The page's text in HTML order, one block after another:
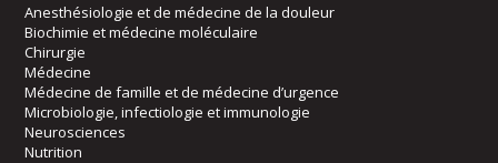
Anesthésiologie et de médecine de la douleur
Biochimie et médecine moléculaire
Chirurgie
Médecine
Médecine de famille et de médecine d’urgence
Microbiologie, infectiologie et immunologie
Neurosciences
Nutrition